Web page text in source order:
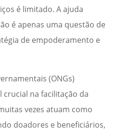
é limitado. A ajuda
é apenas uma questão de
de empoderamento e
(ONGs)
na facilitação da
vezes atuam como
doadores e beneficiários,